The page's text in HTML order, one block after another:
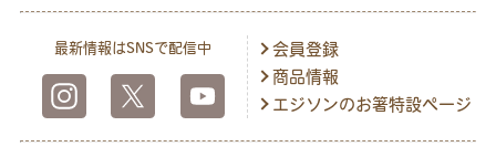
最新情報はSNSで配信中
会員登録
商品情報
エジソンのお箸特設ページ